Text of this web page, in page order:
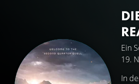
Ein
19.
In